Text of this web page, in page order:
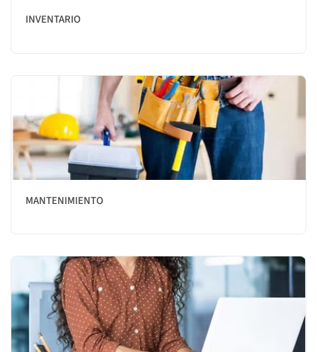
INVENTARIO
MANTENIMIENTO